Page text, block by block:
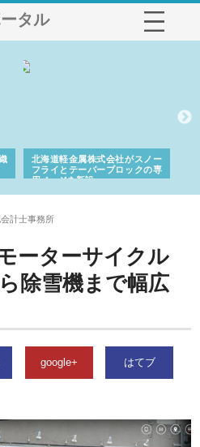
タル
北海道軽金属株式会社がスノー
フライとテーパーブロックの専
用ページを新設
計士事務所
ーターサイクル
除雪機まで幅広
google+ はてブ